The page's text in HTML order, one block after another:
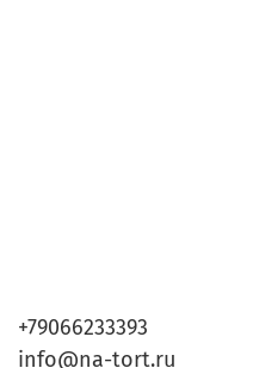
+79066233393
info@na-tort.ru